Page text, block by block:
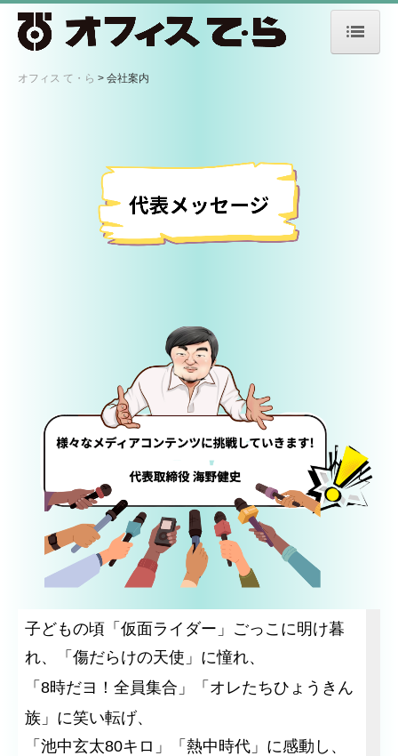
オフィス て・ら
実績紹介
採用情報
募集要項
お知らせ
お問合せ
オフィス て・ら 会社案内
子どもの頃「仮面ライダー」ごっこに明け暮
れ、「傷だらけの天使」に憧れ、
「8時だヨ！全員集合」「オレたちひょうきん
族」に笑い転げ、
「池中玄太80キロ」「熱中時代」に感動し、